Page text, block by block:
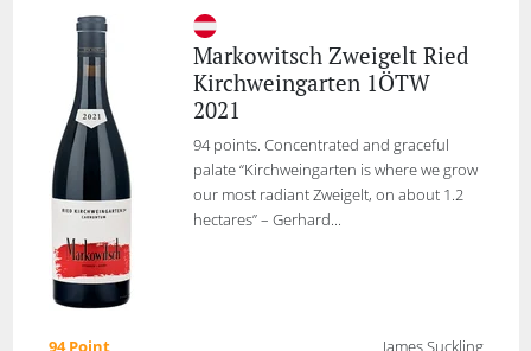
Markowitsch Zweigelt Ried
Kirchweingarten 1ÖTW
2021
94 points. Concentrated and graceful
palate “Kirchweingarten is where we grow
our most radiant Zweigelt, on about 1.2
hectares” – Gerhard...
94 Point
James Suckling